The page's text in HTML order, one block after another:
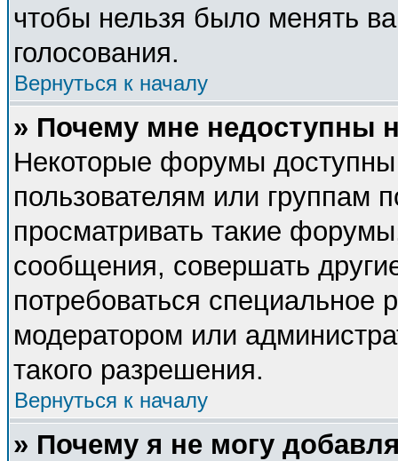
чтобы нельзя было менять
голосования.
Вернуться к началу
» Почему мне недоступны
Некоторые форумы
пользователям или группам
просматривать такие
сообщения, совершать
потребоваться специальное
модератором или
такого разрешения.
Вернуться к началу
» Почему я не могу